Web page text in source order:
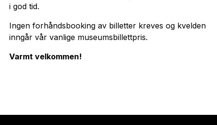
i god tid.
Ingen forhåndsbooking av billetter kreves og kvelden
inngår vår vanlige museumsbillettpris.
Varmt velkommen!